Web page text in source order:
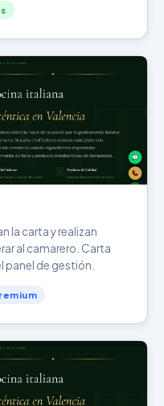
la carta y realizan
al camarero. Carta
panel de gestión.